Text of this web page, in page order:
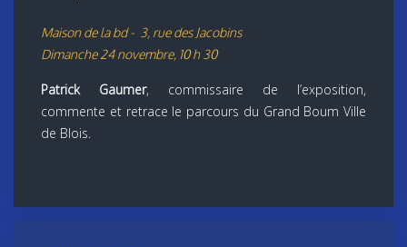
Maison de la bd - 3, rue des Jacobins
Dimanche 24 novembre, 10 h 30
Patrick Gaumer, commissaire de l’exposition,
commente et retrace le parcours du Grand Boum Ville
de Blois.